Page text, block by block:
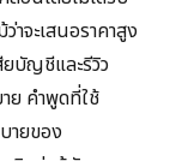
จะเสนอราคาสูง
ยบัญชีและรีวิว
ย คำพูดที่ใช้
ายของ